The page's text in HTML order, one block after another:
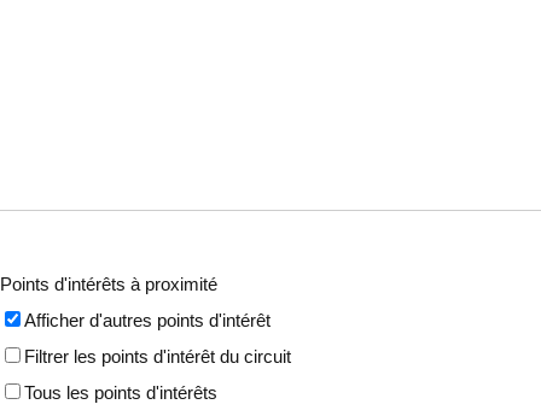
Points d'intérêts à proximité
Afficher d'autres points d'intérêt
Filtrer les points d'intérêt du circuit
Tous les points d'intérêts